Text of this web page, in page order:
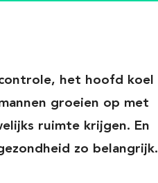
het hoofd koel
groeien op met
ruimte krijgen. En
zo belangrijk.